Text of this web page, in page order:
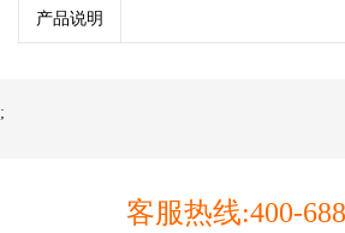
产品说明
;
客服热线:400-